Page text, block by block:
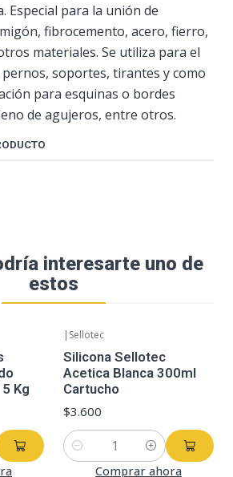
Especial para la unión de
fibrocemento, acero, fierro,
materiales. Se utiliza para el
soportes, tirantes y como
para esquinas o bordes
de agujeros, entre otros.
interesarte uno de
estos
Kg
| Sellotec
Silicona Sellotec
Acetica Blanca 300ml
Cartucho
$3.600
Cantidad
Comprar ahora